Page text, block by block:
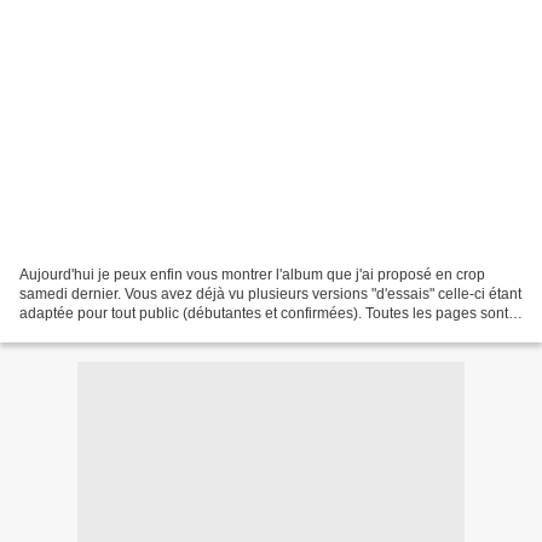
Aujourd'hui je peux enfin vous montrer l'album que j'ai proposé en crop
samedi dernier. Vous avez déjà vu plusieurs versions "d'essais" celle-ci étant
adaptée pour tout public (débutantes et confirmées). Toutes les pages sont